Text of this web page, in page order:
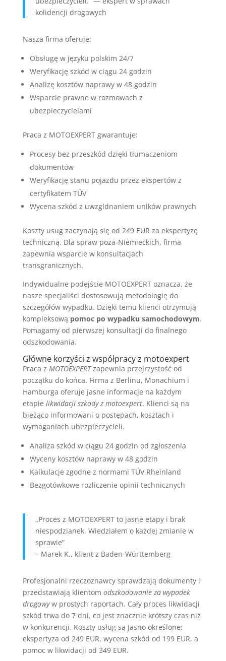
kolidencji drogowych
Nasza firma oferuje:
Obsługę w języku polskim 24/7
Weryfikację szkód w ciągu 24 godzin
Analizę kosztów naprawy w 48 godzin
Wsparcie prawne w rozmowach z
ubezpieczycielami
Praca z MOTOEXPERT gwarantuje:
Procesy bez przeszkód dzięki tłumaczeniom
dokumentów
Weryfikację stanu pojazdu przez ekspertów z
certyfikatem TÜV
Wycena szkód z uwzgldnaniem uników prawnych
Koszty usug zaczynają się od 249 EUR za ekspertyzę
techniczną. Dla spraw poza-Niemieckich, firma
zapewnia wsparcie w konsultacjach
transgranicznych.
Indywidualne podejście MOTOEXPERT oznacza, że
nasze specjaliści dostosowują metodologię do
szczegółów wypadku. Dzięki temu klienci otrzymują
kompleksową pomoc po wypadku samochodowym.
Pomagamy od pierwszej konsultacji do finalnego
odszkodowania.
Główne korzyści z współpracy z motoexpert
Praca z MOTOEXPERTzapewnia przejrzystość od
początku do końca. Firma z Berlinu, Monachium i
Hamburga oferuje jasne informacje na każdym
etapie likwidacji szkody z motoexpert. Klienci są na
bieżąco informowani o postępach, kosztach i
wymaganiach ubezpieczycieli.
Analiza szkód w ciągu 24 godzin od zgłoszenia
Wyceny kosztów naprawy w 48 godzin
Kalkulacje zgodne z normami TÜV Rheinland
Bezgotówkowe rozliczenie opinii technicznych
„Proces z MOTOEXPERT to jasne etapy i brak
niespodzianek. Wiedziałem o każdej zmianie w
sprawie”
– Marek K., klient z Baden-Württemberg
Profesjonalni rzeczoznawcy sprawdzają dokumenty i
przedstawiają klientom odszkodowanie za wypadek
drogowyw prostych raportach. Cały proces likwidacji
szkód trwa do 7 dni, co jest znacznie krótszy czas niż
w konkurencji. Koszty usług są jasno określone:
ekspertyza od 249 EUR, wycena szkód od 199 EUR, a
pomoc w likwidacji od 349 EUR.